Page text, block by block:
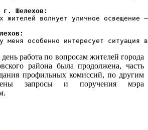
г. Шелехов:
жителей волнует уличное
меня особенно интересует
работа по вопросам жителей города
района была продолжена, часть
профильных комиссий, по другим
запросы и поручения мэра